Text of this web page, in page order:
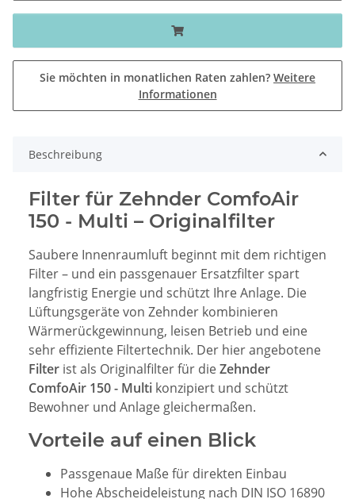
Sie möchten in monatlichen Raten zahlen? Weitere
Informationen
Beschreibung
Filter für Zehnder ComfoAir
150 - Multi – Originalfilter
Saubere Innenraumluft beginnt mit dem richtigen
Filter – und ein passgenauer Ersatzfilter spart
langfristig Energie und schützt Ihre Anlage. Die
Lüftungsgeräte von Zehnder kombinieren
Wärmerückgewinnung, leisen Betrieb und eine
sehr effiziente Filtertechnik. Der hier angebotene
Filter ist als Originalfilter für dieZehnder
ComfoAir 150 - Multi konzipiert und schützt
Bewohner und Anlage gleichermaßen.
Vorteile auf einen Blick
Passgenaue Maße für direkten Einbau
Hohe Abscheideleistung nach DIN ISO 16890